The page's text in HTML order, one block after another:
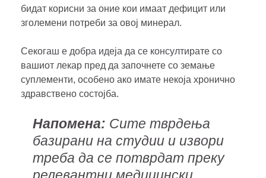
бидат корисни за оние кои имаат дефицит или
зголемени потреби за овој минерал.
Секогаш е добра идеја да се консултирате со
вашиот лекар пред да започнете со земање
суплементи, особено ако имате некоја хронично
здравствено состојба.
Напомена: Сите тврдења
базирани на студии и извори
треба да се потврдат преку
релевантни медицински